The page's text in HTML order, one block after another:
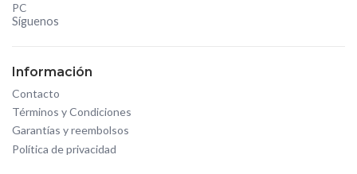
PC
Síguenos
Información
Contacto
Términos y Condiciones
Garantías y reembolsos
Política de privacidad